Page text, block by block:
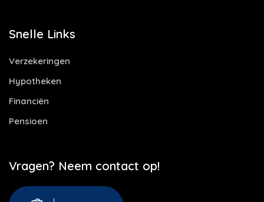
Snelle Links
Verzekeringen
Hypotheken
Financiën
Pensioen
Vragen? Neem contact op!